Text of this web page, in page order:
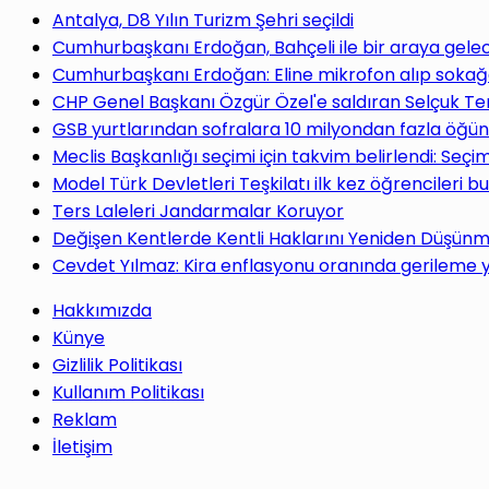
yap
...
Antalya, D8 Yılın Turizm Şehri seçildi
Cumhurbaşkanı Erdoğan, Bahçeli ile bir araya
Cumhurbaşkanı Erdoğan: Eline mikrofon alıp
CHP Genel Başkanı Özgür Özel'e saldıran Selçuk
GSB yurtlarından sofralara 10 milyondan fazla öğün
Meclis Başkanlığı seçimi için takvim belirlendi:
Model Türk Devletleri Teşkilatı ilk kez öğrencileri
Ters Laleleri Jandarmalar Koruyor
Değişen Kentlerde Kentli Haklarını Yeniden
Cevdet Yılmaz: Kira enflasyonu oranında
Hakkımızda
Künye
Gizlilik Politikası
Kullanım Politikası
Reklam
İletişim